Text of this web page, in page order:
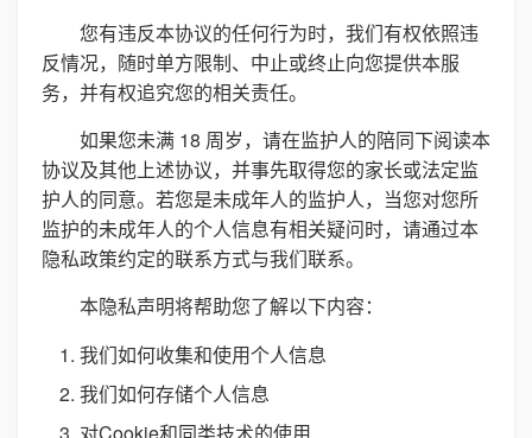
您有违反本协议的任何行为时，我们有权依照违
反情况，随时单方限制、中止或终止向您提供本服
务，并有权追究您的相关责任。
如果您未满 18 周岁，请在监护人的陪同下阅读本
协议及其他上述协议，并事先取得您的家长或法定监
护人的同意。若您是未成年人的监护人，当您对您所
监护的未成年人的个人信息有相关疑问时，请通过本
隐私政策约定的联系方式与我们联系。
本隐私声明将帮助您了解以下内容：
我们如何收集和使用个人信息
我们如何存储个人信息